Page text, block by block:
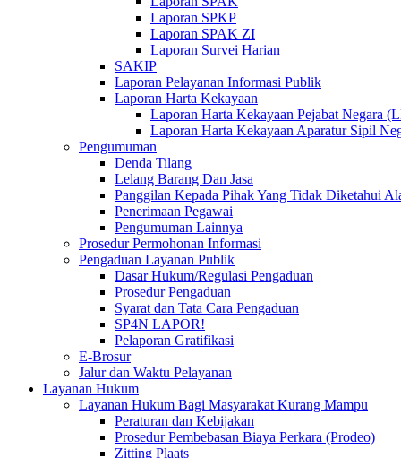
Laporan SPKP
Laporan SPAK ZI
Laporan Survei Harian
SAKIP
Laporan Pelayanan Informasi Publik
Laporan Harta Kekayaan
Laporan Harta Kekayaan Pejabat Negara
Laporan Harta Kekayaan Aparatur Sipil
Pengumuman
Denda Tilang
Lelang Barang Dan Jasa
Panggilan Kepada Pihak Yang Tidak Diketahui
Penerimaan Pegawai
Pengumuman Lainnya
Prosedur Permohonan Informasi
Pengaduan Layanan Publik
Dasar Hukum/Regulasi Pengaduan
Prosedur Pengaduan
Syarat dan Tata Cara Pengaduan
SP4N LAPOR!
Pelaporan Gratifikasi
E-Brosur
Jalur dan Waktu Pelayanan
Layanan Hukum
Layanan Hukum Bagi Masyarakat Kurang Mampu
Peraturan dan Kebijakan
Prosedur Pembebasan Biaya Perkara (Prodeo)
Zitting Plaats